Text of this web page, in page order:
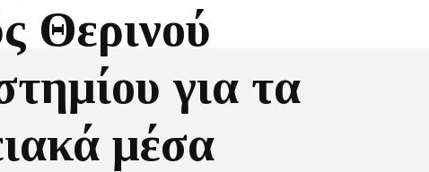
Θερινού
για τα
μέσα